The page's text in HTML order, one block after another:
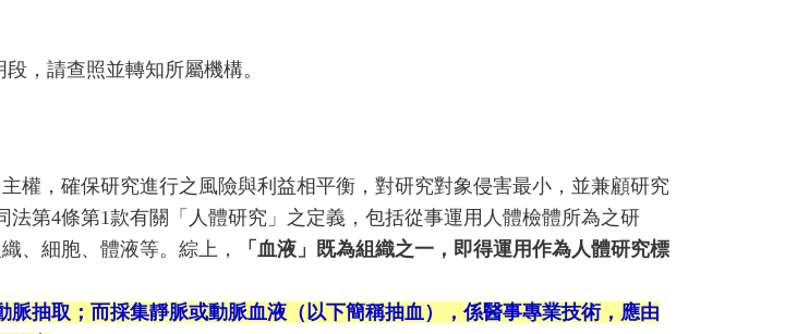
，請查照並轉知所屬機構。
權，確保研究進行之風險與利益相平衡，對研究對象侵害最小，並兼顧研究
第4條第1款有關「人體研究」之定義，包括從事運用人體檢體所為之研
、細胞、體液等。綜上，
「血液」既為組織之一，即得運用作為人體研究標
抽取；而採集靜脈或動脈血液（以下簡稱抽血），係醫事專業技術，應由